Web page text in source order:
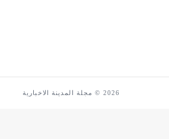
2026 © مجلة المدينة الاخبارية